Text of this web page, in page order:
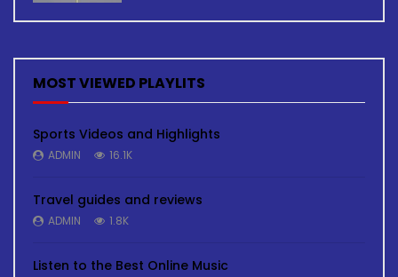
MOST VIEWED PLAYLITS
Sports Videos and Highlights
ADMIN 16.1K
Travel guides and reviews
ADMIN 1.8K
Listen to the Best Online Music